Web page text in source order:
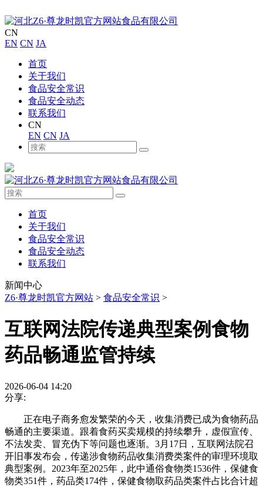
CN
EN CN JA
首页
关于我们
食品安全常识
食品安全动态
联系我们
CN
EN CN JA
首页
关于我们
食品安全常识
食品安全动态
联系我们
新闻中心
Z6·尊龙时凯官方网站 > 食品安全常识 >
互联网法院传递典型案例食物
药品畅通监管持续
2026-06-04 14:20
分享:
正在电子商务愈发繁荣的今天，收集消费已成为食物药品
畅通的主要渠道。跟着食药买卖规模的持续攀升，虚假宣传、
不法发卖、冒充伪下等问题也逐渐。3月17日，互联网法院召
开旧事发布会，传递涉食物药品收集消费类案件的审理环境取
典型案例。2023年至2025年，此中通俗食物类1536件，保健食
物类351件，药品类174件，保健食物取药品类案件占比合计超